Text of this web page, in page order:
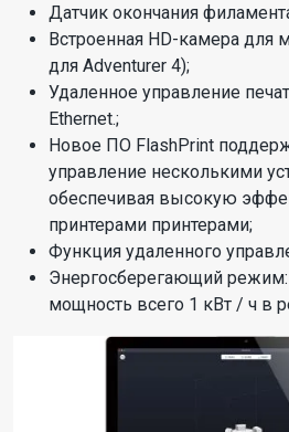
Датчик окончания
Встроенная HD-камера для
для Adventurer 4);
Удаленное управление
Ethernet.;
Новое ПО FlashPrint
управление несколькими
обеспечивая высокую
принтерами принтерами;
Функция удаленного
Энергосберегающий режим:
мощность всего 1 кВт / ч в